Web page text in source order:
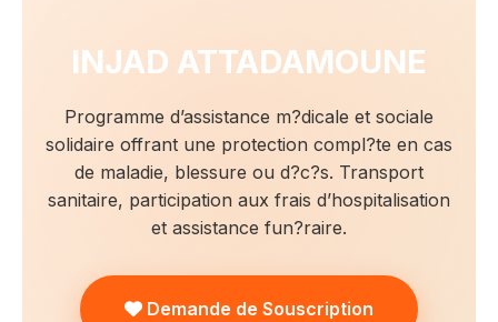
INJAD ATTADAMOUNE
Programme d’assistance m?dicale et sociale
solidaire offrant une protection compl?te en cas
de maladie, blessure ou d?c?s. Transport
sanitaire, participation aux frais d’hospitalisation
et assistance fun?raire.
Demande de Souscription